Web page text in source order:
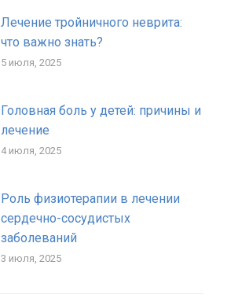
Лечение тройничного неврита:
что важно знать?
5 июля, 2025
Головная боль у детей: причины и
лечение
4 июля, 2025
Роль физиотерапии в лечении
сердечно-сосудистых
заболеваний
3 июля, 2025